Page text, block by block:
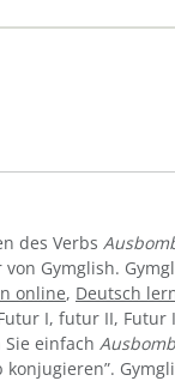
des Verbs
Gymglish.
online, Deutsch
I, futur II,
einfach
konjugieren”.